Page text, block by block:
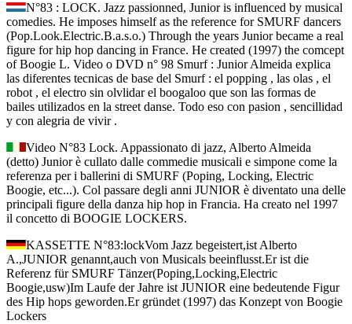
N°83 : LOCK. Jazz passionned, Junior is influenced by musical
comedies. He imposes himself as the reference for SMURF dancers
(Pop.Look.Electric.B.a.s.o.) Through the years Junior became a real
figure for hip hop dancing in France. He created (1997) the comcept
of Boogie L. Video o DVD n° 98 Smurf : Junior Almeida explica
las diferentes tecnicas de base del Smurf : el popping , las olas , el
robot , el electro sin olvlidar el boogaloo que son las formas de
bailes utilizados en la street danse. Todo eso con pasion , sencillidad
y con alegria de vivir .
Video N°83 Lock. Appassionato di jazz, Alberto Almeida
(detto) Junior è cullato dalle commedie musicali e simpone come la
referenza per i ballerini di SMURF (Poping, Locking, Electric
Boogie, etc...). Col passare degli anni JUNIOR è diventato una delle
principali figure della danza hip hop in Francia. Ha creato nel 1997
il concetto di BOOGIE LOCKERS.
KASSETTE N°83:lockVom Jazz begeistert,ist Alberto
A.,JUNIOR genannt,auch von Musicals beeinflusst.Er ist die
Referenz für SMURF Tänzer(Poping,Locking,Electric
Boogie,usw)Im Laufe der Jahre ist JUNIOR eine bedeutende Figur
des Hip hops geworden.Er gründet (1997) das Konzept von Boogie
Lockers